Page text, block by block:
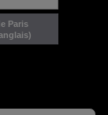
Paris